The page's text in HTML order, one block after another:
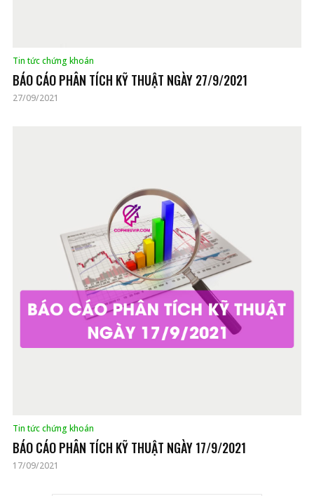
Tin tức chứng khoán
BÁO CÁO PHÂN TÍCH KỸ THUẬT NGÀY 27/9/2021
27/09/2021
Tin tức chứng khoán
BÁO CÁO PHÂN TÍCH KỸ THUẬT NGÀY 17/9/2021
17/09/2021